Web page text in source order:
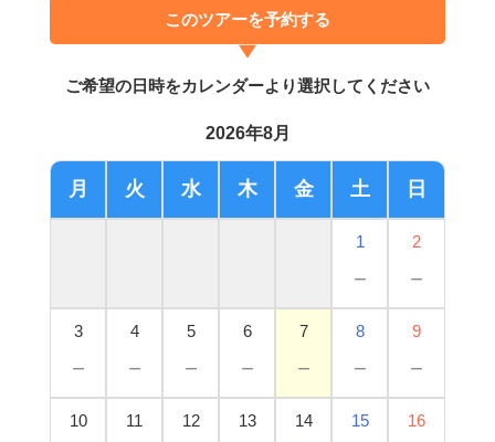
このツアーを予約する
ご希望の日時をカレンダーより選択してください
2026年8月
月 火 水 木 金 土 日
1
－
2
－
3
－
4
－
5
－
6
－
7
－
8
－
9
－
10 11 12 13 14 15 16